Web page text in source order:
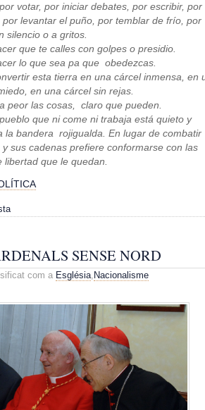
votar, por iniciar debates, por escribir, por
por levantar el puño, por temblar de frío, por
silencio o a gritos.
que te calles con golpes o presidio.
lo que sea pa que obedezcas.
esta tierra en una cárcel inmensa, en
en una cárcel sin rejas.
peor las cosas, claro que pueden.
que ni come ni trabaja está quieto y
la bandera rojigualda. En lugar de combatir
y sus cadenas prefiere conformarse con las
libertad que le quedan.
SENSE NORD
com a Església Nacionalisme